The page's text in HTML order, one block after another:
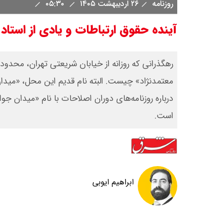
روزنامه ۲۶ اردیبهشت ۱۴۰۵
آینده حقوق ارتباطات و یادی از
‌رهگذرانی که روزانه از خیابان شریعتی تهران،
معتمد‌نژاد» چیست. البته نام قدیم این محل،
درباره روزنامه‌های دوران اصلاحات با نام «میدان
است.
ابراهیم ایوبی